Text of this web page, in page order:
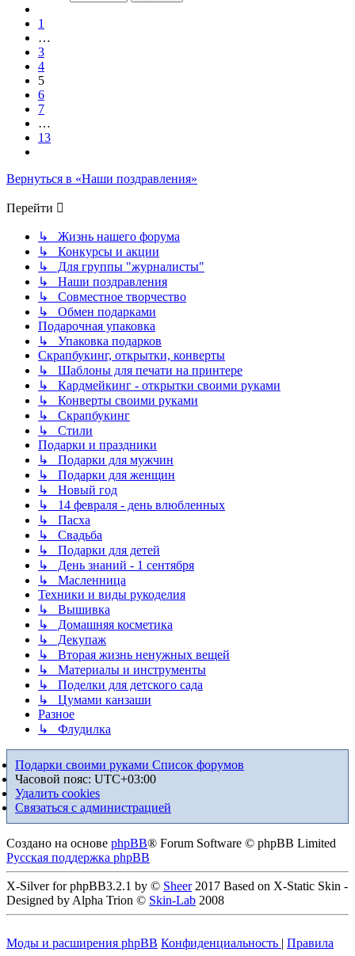
13
1
…
3
4
5
6
7
…
13
Вернуться в «Наши поздравления»
Перейти
↳ Жизнь нашего форума
↳ Конкурсы и акции
↳ Для группы "журналисты"
↳ Наши поздравления
↳ Совместное творчество
↳ Обмен подарками
Подарочная упаковка
↳ Упаковка подарков
Скрапбукинг, открытки, конверты
↳ Шаблоны для печати на принтере
↳ Кардмейкинг - открытки своими руками
↳ Конверты своими руками
↳ Скрапбукинг
↳ Стили
Подарки и праздники
↳ Подарки для мужчин
↳ Подарки для женщин
↳ Новый год
↳ 14 февраля - день влюбленных
↳ Пасха
↳ Свадьба
↳ Подарки для детей
↳ День знаний - 1 сентября
↳ Масленница
Техники и виды рукоделия
↳ Вышивка
↳ Домашняя косметика
↳ Декупаж
↳ Вторая жизнь ненужных вещей
↳ Материалы и инструменты
↳ Поделки для детского сада
↳ Цумами канзаши
Разное
↳ Флудилка
Подарки своими руками Список форумов
Часовой пояс: UTC+03:00
Удалить cookies
Связаться с администрацией
Создано на основе phpBB® Forum Software © phpBB Limited
Русская поддержка phpBB
X-Silver for phpBB3.2.1 by © Sheer2017 Based on X-Static Skin -
Designed by Alpha Trion © Skin-Lab 2008
Моды и расширения phpBB Конфиденциальность | Правила